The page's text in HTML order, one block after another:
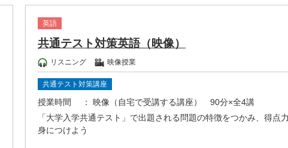
英語
共通テスト対策英語（映像）
リスニング 映像授業
共通テスト対策講座
授業時間
： 映像（自宅で受講する講座） 90分×全4講
「大学入学共通テスト」で出題される問題の特徴をつかみ、得点
身につけよう